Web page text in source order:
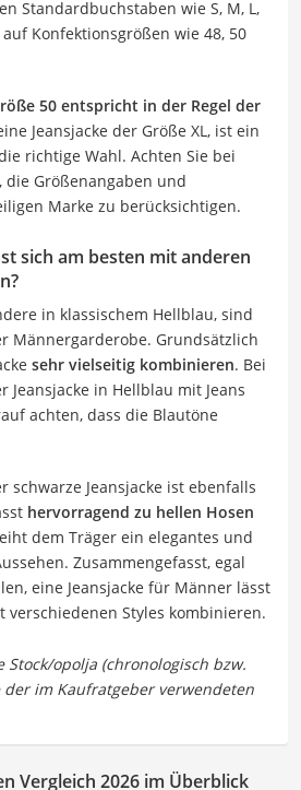
Standardbuchstaben wie S, M, L,
Konfektionsgrößen wie 48, 50
50 entspricht in der Regel der
Jeansjacke der Größe XL, ist ein
richtige Wahl. Achten Sie bei
Größenangaben und
Marke zu berücksichtigen.
sich am besten mit anderen
in klassischem Hellblau, sind
Männergarderobe. Grundsätzlich
sehr vielseitig kombinieren. Bei
Jeansjacke in Hellblau mit Jeans
achten, dass die Blautöne
schwarze Jeansjacke ist ebenfalls
hervorragend zu hellen Hosen
dem Träger ein elegantes und
Zusammengefasst, egal
eine Jeansjacke für Männer lässt
verschiedenen Styles kombinieren.
Vergleich 2026 im Überblick